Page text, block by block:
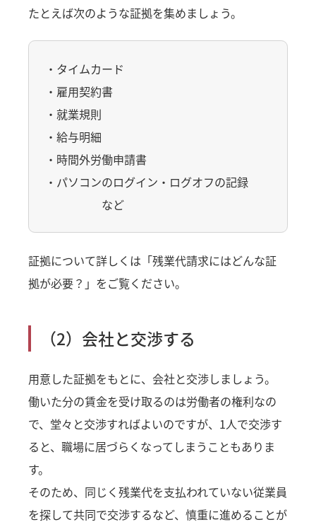
たとえば次のような証拠を集めましょう。
・タイムカード
・雇用契約書
・就業規則
・給与明細
・時間外労働申請書
・パソコンのログイン・ログオフの記録
など
証拠について詳しくは「残業代請求にはどんな証
拠が必要？ 」をご覧ください。
（2）会社と交渉する
用意した証拠をもとに、会社と交渉しましょう。
働いた分の賃金を受け取るのは労働者の権利なの
で、堂々と交渉すればよいのですが、1人で交渉す
ると、職場に居づらくなってしまうこともありま
す。
そのため、同じく残業代を支払われていない従業員
を探して共同で交渉するなど、慎重に進めることが